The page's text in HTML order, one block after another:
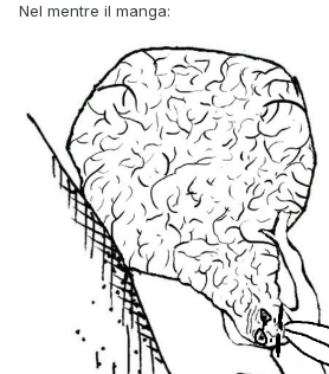
Nel mentre il manga: